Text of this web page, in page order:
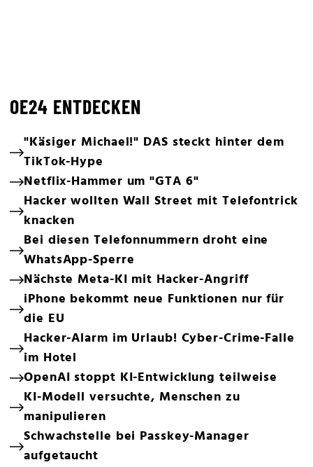
OE24 ENTDECKEN
"Käsiger Michael!" DAS steckt hinter dem
TikTok-Hype
Netflix-Hammer um "GTA 6"
Hacker wollten Wall Street mit Telefontrick
knacken
Bei diesen Telefonnummern droht eine
WhatsApp-Sperre
Nächste Meta-KI mit Hacker-Angriff
iPhone bekommt neue Funktionen nur für
die EU
Hacker-Alarm im Urlaub! Cyber-Crime-Falle
im Hotel
OpenAI stoppt KI-Entwicklung teilweise
KI-Modell versuchte, Menschen zu
manipulieren
Schwachstelle bei Passkey-Manager
aufgetaucht